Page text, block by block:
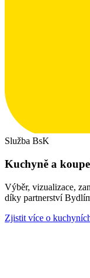
Služba BsK
Kuchyně a
Výběr, vizualizace,
díky partnerství
Zjistit více o